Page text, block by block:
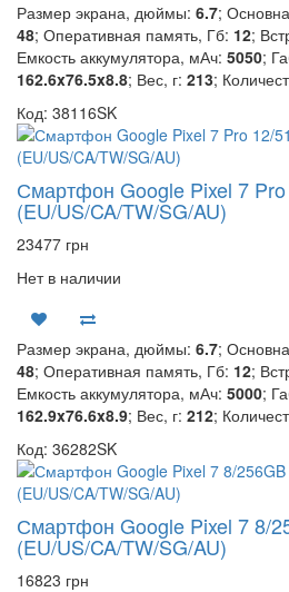
Размер экрана, дюймы: 6.7;
48; Оперативная память, Гб: 12;
Емкость аккумулятора, мАч: 5050;
162.6x76.5x8.8; Вес, г: 213;
Код: 38116SK
Смартфон Google Pixel 7
(EU/US/CA/TW/SG/AU)
23477 грн
Нет в наличии
Размер экрана, дюймы: 6.7;
48; Оперативная память, Гб: 12;
Емкость аккумулятора, мАч: 5000;
162.9x76.6x8.9; Вес, г: 212;
Код: 36282SK
Смартфон Google Pixel 7 8/
(EU/US/CA/TW/SG/AU)
16823 грн